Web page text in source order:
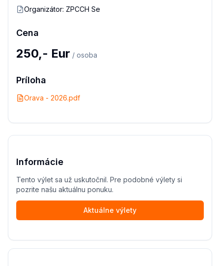
Organizátor: ZPCCH Se
Cena
250,- Eur / osoba
Príloha
Orava - 2026.pdf
Informácie
Tento výlet sa už uskutočnil. Pre podobné výlety si
pozrite našu aktuálnu ponuku.
Aktuálne výlety